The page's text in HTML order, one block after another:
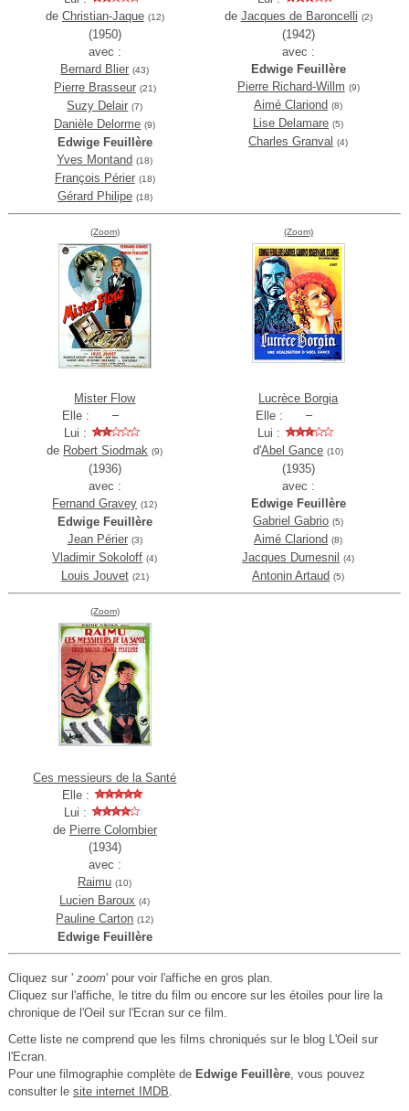
de Christian-Jaque (12)
(1950)
avec :
Bernard Blier (43)
Pierre Brasseur (21)
Suzy Delair (7)
Danièle Delorme (9)
Edwige Feuillère
Yves Montand (18)
François Périer (18)
Gérard Philipe (18)
de Jacques de Baroncelli (2)
(1942)
avec :
Edwige Feuillère
Pierre Richard-Willm (9)
Aimé Clariond (8)
Lise Delamare (5)
Charles Granval (4)
(Zoom)
Mister Flow
Elle :
Lui :
de Robert Siodmak (9)
(1936)
avec :
Fernand Gravey (12)
Edwige Feuillère
Jean Périer (3)
Vladimir Sokoloff (4)
Louis Jouvet (21)
(Zoom)
Lucrèce Borgia
Elle :
Lui :
d'Abel Gance (10)
(1935)
avec :
Edwige Feuillère
Gabriel Gabrio (5)
Aimé Clariond (8)
Jacques Dumesnil (4)
Antonin Artaud (5)
(Zoom)
Ces messieurs de la Santé
Elle :
Lui :
de Pierre Colombier
(1934)
avec :
Raimu (10)
Lucien Baroux (4)
Pauline Carton (12)
Edwige Feuillère
Cliquez sur ' zoom' pour voir l'affiche en gros plan.
Cliquez sur l'affiche, le titre du film ou encore sur les étoiles pour lire la
chronique de l'Oeil sur l'Ecran sur ce film.
Cette liste ne comprend que les films chroniqués sur le blog L'Oeil sur
l'Ecran.
Pour une filmographie complète de Edwige Feuillère, vous pouvez
consulter le site internet IMDB.